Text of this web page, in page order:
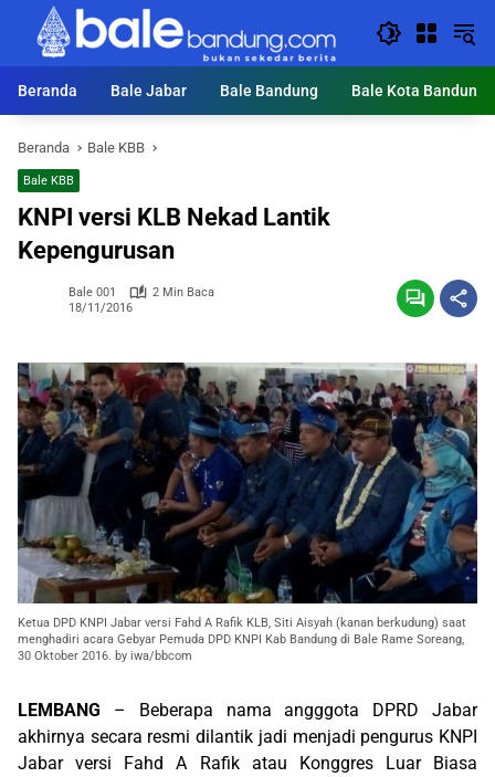
Langsung
konten
Beranda
Bale Jabar Bale Bandung Bale Kota Bandung
Beranda Bale KBB
Bale KBB
KNPI versi KLB Nekad Lantik
Kepengurusan
Bale 001
2 Min Baca
18/11/2016
Ketua DPD KNPI Jabar versi Fahd A Rafik KLB, Siti Aisyah (kanan berkudung) saat
menghadiri acara Gebyar Pemuda DPD KNPI Kab Bandung di Bale Rame Soreang,
30 Oktober 2016. by iwa/bbcom
LEMBANG – Beberapa nama angggota DPRD Jabar
akhirnya secara resmi dilantik jadi menjadi pengurus KNPI
Jabar versi Fahd A Rafik atau Konggres Luar Biasa